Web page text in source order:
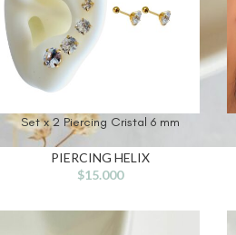
Set x 2 Piercing Cristal 6 mm
PIERCING HELIX
$15.000